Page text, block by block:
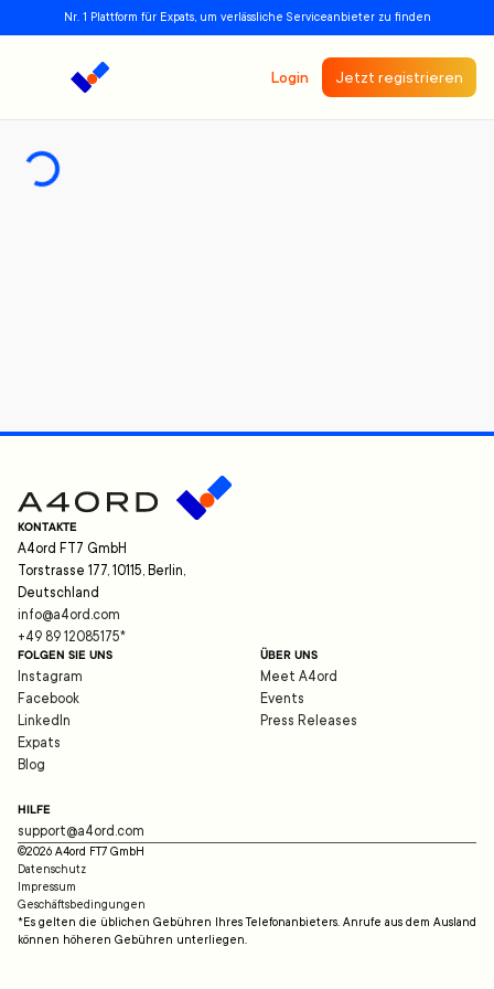
Nr. 1 Plattform für Expats, um verlässliche Serviceanbieter zu finden
Login Jetzt registrieren
KONTAKTE
A4ord FT7 GmbH
Torstrasse 177, 10115, Berlin,
Deutschland
info@a4ord.com
+49 89 12085175*
FOLGEN SIE UNS
Instagram
Facebook
LinkedIn
Expats
Blog
ÜBER UNS
Meet A4ord
Events
Press Releases
HILFE
support@a4ord.com
©2026 A4ord FT7 GmbH
Datenschutz
Impressum
Geschäftsbedingungen
*Es gelten die üblichen Gebühren Ihres Telefonanbieters. Anrufe aus dem Ausland
können höheren Gebühren unterliegen.